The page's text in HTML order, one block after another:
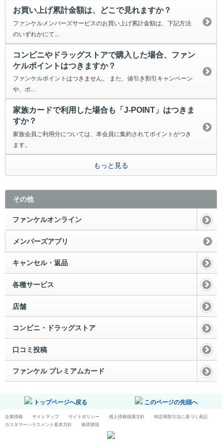
お買い上げ累計金額は、どこで見れますか？
ファンケルメンバーズサービスのお買い上げ累計金額は、下記方法
のいずれかにて...
コンビニやドラッグストアで購入した場合、ファン
ケルポイントはつきますか？
ファンケルポイントはつきません。 また、値引き割引キャンペーン
や、ポ...
家族カードで利用した場合も「J-POINT」はつきま
すか？
家族会員ご利用分については、本会員に集約されてポイントがつき
ます。
もっと見る
その他
ファンケルオンライン
メンバーズアプリ
キャンセル・返品
各種サービス
店舗
コンビニ・ドラッグストア
口コミ投稿
ファンケル プレミアムカード
トップページへ戻る このページの先頭へ
企業情報 サイトマップ サイトポリシー 個人情報保護方針
特定商取引法に基づく表記
カスタマーハラスメント基本方針
推奨環境